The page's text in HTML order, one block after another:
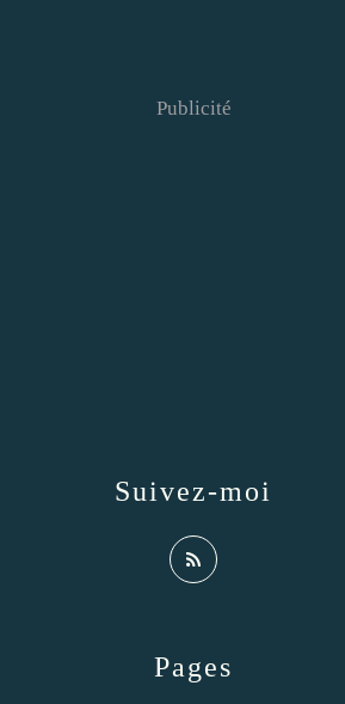
Pages
Suivez-moi
Publicité